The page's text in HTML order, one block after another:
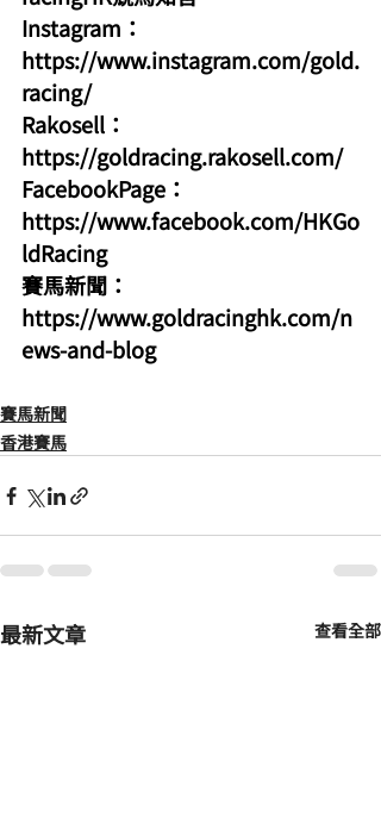
Instagram：
https://www.instagram.com/gold.
racing/
Rakosell：
https://goldracing.rakosell.com/
FacebookPage：
https://www.facebook.com/HKGo
ldRacing
賽馬新聞：
https://www.goldracinghk.com/n
ews-and-blog
賽馬新聞
香港賽馬
最新文章 查看全部